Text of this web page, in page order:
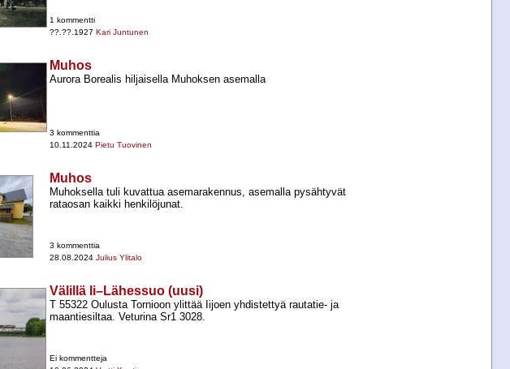
1 kommentti
??.??.1927 Kari Juntunen
Muhos
Aurora Borealis hiljaisella Muhoksen asemalla
3 kommenttia
10.11.2024 Pietu Tuovinen
Muhos
Muhoksella tuli kuvattua asemarakennus, asemalla pysähtyvät
rataosan kaikki henkilöjunat.
3 kommenttia
28.08.2024 Julius Ylitalo
Välillä Ii–Lähessuo (uusi)
T 55322 Oulusta Tornioon ylittää Iijoen yhdistettyä rautatie-​ ja
maantiesiltaa. Veturina Sr1 3028.
Ei kommentteja